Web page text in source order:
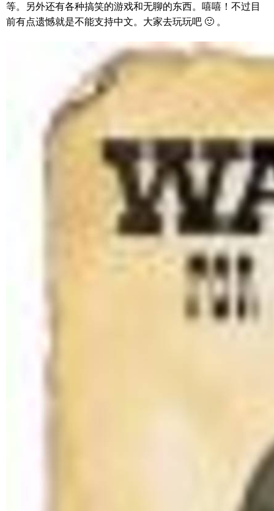
等。另外还有各种搞笑的游戏和无聊的东西。嘻嘻！不过目
前有点遗憾就是不能支持中文。大家去玩玩吧 🙂 。